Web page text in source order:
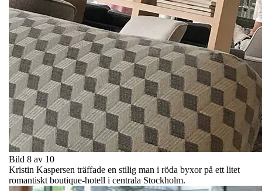
Bild 8 av 10
Kristin Kaspersen träffade en stilig man i röda byxor på ett litet
romantiskt boutique-hotell i centrala Stockholm.